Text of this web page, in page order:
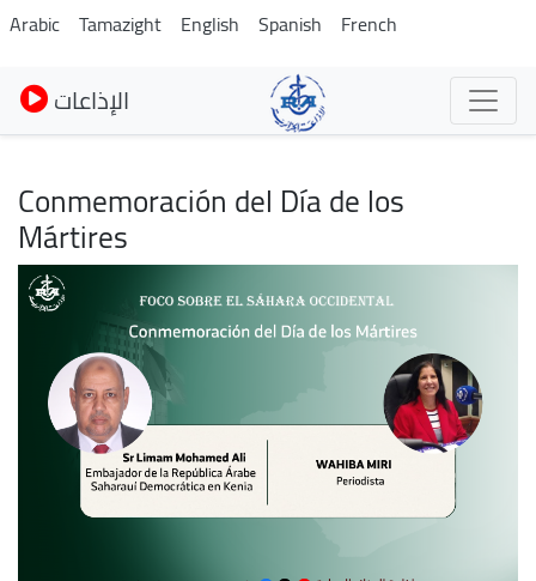
Pasar
al
contenido
principal
Arabic Tamazight English Spanish French
الإذاعات
Conmemoración del Día de los
Mártires
Imagen